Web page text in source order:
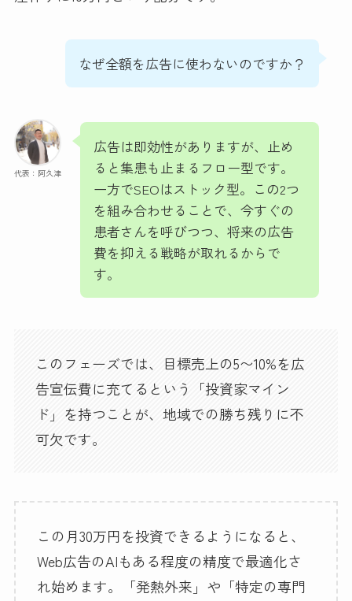
なぜ全額を広告に使わないのですか？
代表：阿久津
広告は即効性がありますが、止め
ると集患も止まるフロー型です。
一方でSEOはストック型。この2つ
を組み合わせることで、今すぐの
患者さんを呼びつつ、将来の広告
費を抑える戦略が取れるからで
す。
このフェーズでは、目標売上の5〜10%を広
告宣伝費に充てるという「投資家マイン
ド」を持つことが、地域での勝ち残りに不
可欠です。
この月30万円を投資できるようになると、
Web広告のAIもある程度の精度で最適化さ
れ始めます。「発熱外来」や「特定の専門